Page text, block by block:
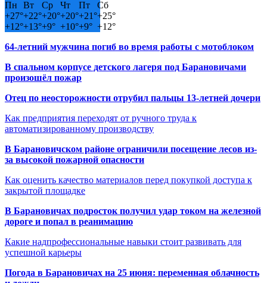
Пн
Вт Ср Чт Пт
Сб
+27°+22°+20°+20°+21°+25°
+12°+13°+9° +10°+9° +12°
64-летний мужчина погиб во время работы с мотоблоком
В спальном корпусе детского лагеря под Барановичами
произошёл пожар
Отец по неосторожности отрубил пальцы 13-летней дочери
Как предприятия переходят от ручного труда к
автоматизированному производству
В Барановичском районе ограничили посещение лесов из-
за высокой пожарной опасности
Как оценить качество материалов перед покупкой доступа к
закрытой площадке
В Барановичах подросток получил удар током на железной
дороге и попал в реанимацию
Какие надпрофессиональные навыки стоит развивать для
успешной карьеры
Погода в Барановичах на 25 июня: переменная облачность